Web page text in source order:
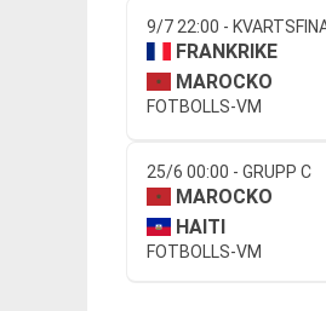
9/7 22:00 -
FRANKRIKE
MAROCKO
FOTBOLLS-VM
25/6 00:00 - GRUPP C
MAROCKO
HAITI
FOTBOLLS-VM